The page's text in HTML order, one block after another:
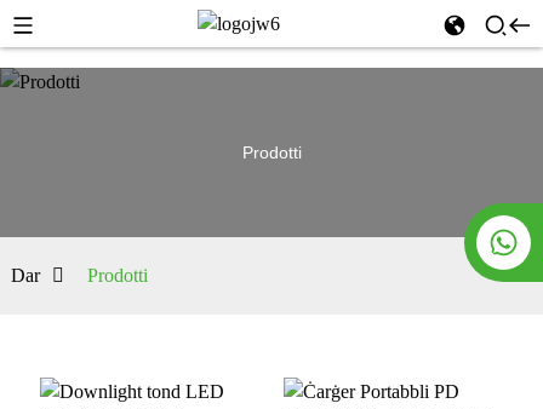
Prodotti
Dar Prodotti